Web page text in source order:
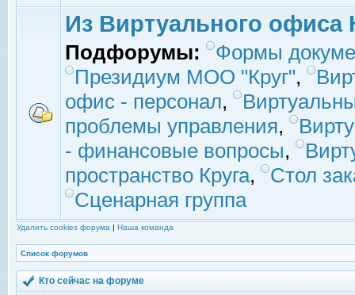
Из Виртуального офиса
Подфорумы:
Формы
Президиум МОО "Круг",
офис - персонал,
проблемы управления,
- финансовые вопросы,
пространство Круга,
Стол
Сценарная группа
Удалить cookies форума | Наша команда
Список форумов
Кто сейчас на форуме